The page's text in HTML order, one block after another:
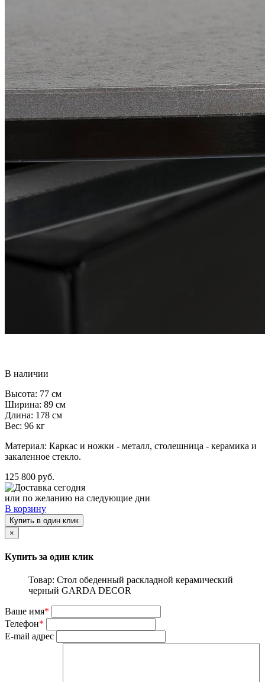
В наличии
Высота: 77 см
Ширина: 89 см
Длина: 178 см
Вес: 96 кг
Материал: Каркас и ножки - металл, столешница - керамика и
закаленное стекло.
125 800 руб.
Доставка сегодня
или по желанию на следующие дни
В корзину
Купить в один клик
×
Купить за один клик
Товар: Стол обеденный раскладной керамический
черный GARDA DECOR
Ваше имя*
Телефон*
E-mail адрес